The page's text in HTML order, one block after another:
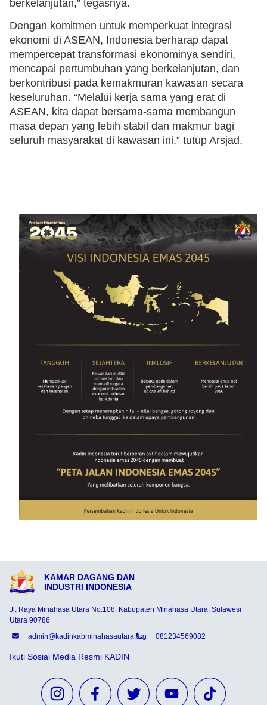
berkelanjutan,” tegasnya.
Dengan komitmen untuk memperkuat integrasi
ekonomi di ASEAN, Indonesia berharap dapat
mempercepat transformasi ekonominya sendiri,
mencapai pertumbuhan yang berkelanjutan, dan
berkontribusi pada kemakmuran kawasan secara
keseluruhan. “Melalui kerja sama yang erat di
ASEAN, kita dapat bersama-sama membangun
masa depan yang lebih stabil dan makmur bagi
seluruh masyarakat di kawasan ini,” tutup Arsjad.
KAMAR DAGANG DAN
INDUSTRI INDONESIA
Jl. Raya Minahasa Utara No.108, Kabupaten Minahasa Utara, Sulawesi
Utara 90786
admin@kadinkabminahasautara.org
081234569082
Ikuti Sosial Media Resmi KADIN